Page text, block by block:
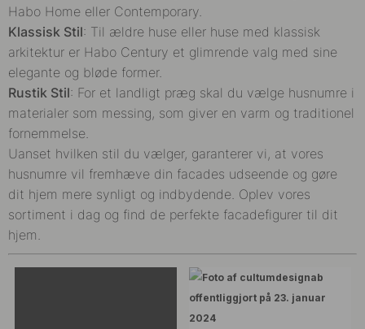
Habo Home eller Contemporary.
Klassisk Stil: Til ældre huse eller huse med klassisk
arkitektur er Habo Century et glimrende valg med sine
elegante og bløde former.
Rustik Stil: For et landligt præg skal du vælge husnumre i
materialer som messing, som giver en varm og traditionel
fornemmelse.
Uanset hvilken stil du vælger, garanterer vi, at vores
husnumre vil fremhæve din facades udseende og gøre
dit hjem mere synligt og indbydende. Oplev vores
sortiment i dag og find de perfekte facadefigurer til dit
hjem.